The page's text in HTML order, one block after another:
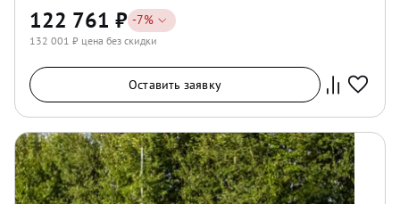
122 761 ₽ -7%
132 001 ₽ цена без скидки
Оставить заявку